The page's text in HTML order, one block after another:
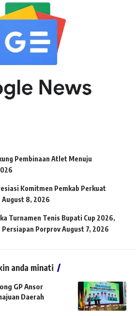
Pembinaan Atlet Menuju
Komitmen Pemkab Perkuat
August 8, 2026
Turnamen Tenis Bupati Cup 2026,
PorprovAugust 7, 2026
anda minati
GP Ansor
Daerah